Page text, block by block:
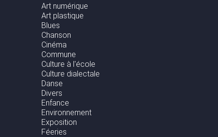
Art numérique
Art plastique
Blues
Chanson
Cinéma
Commune
Culture à l'école
Culture dialectale
Danse
Divers
Enfance
Environnement
Exposition
Féeries